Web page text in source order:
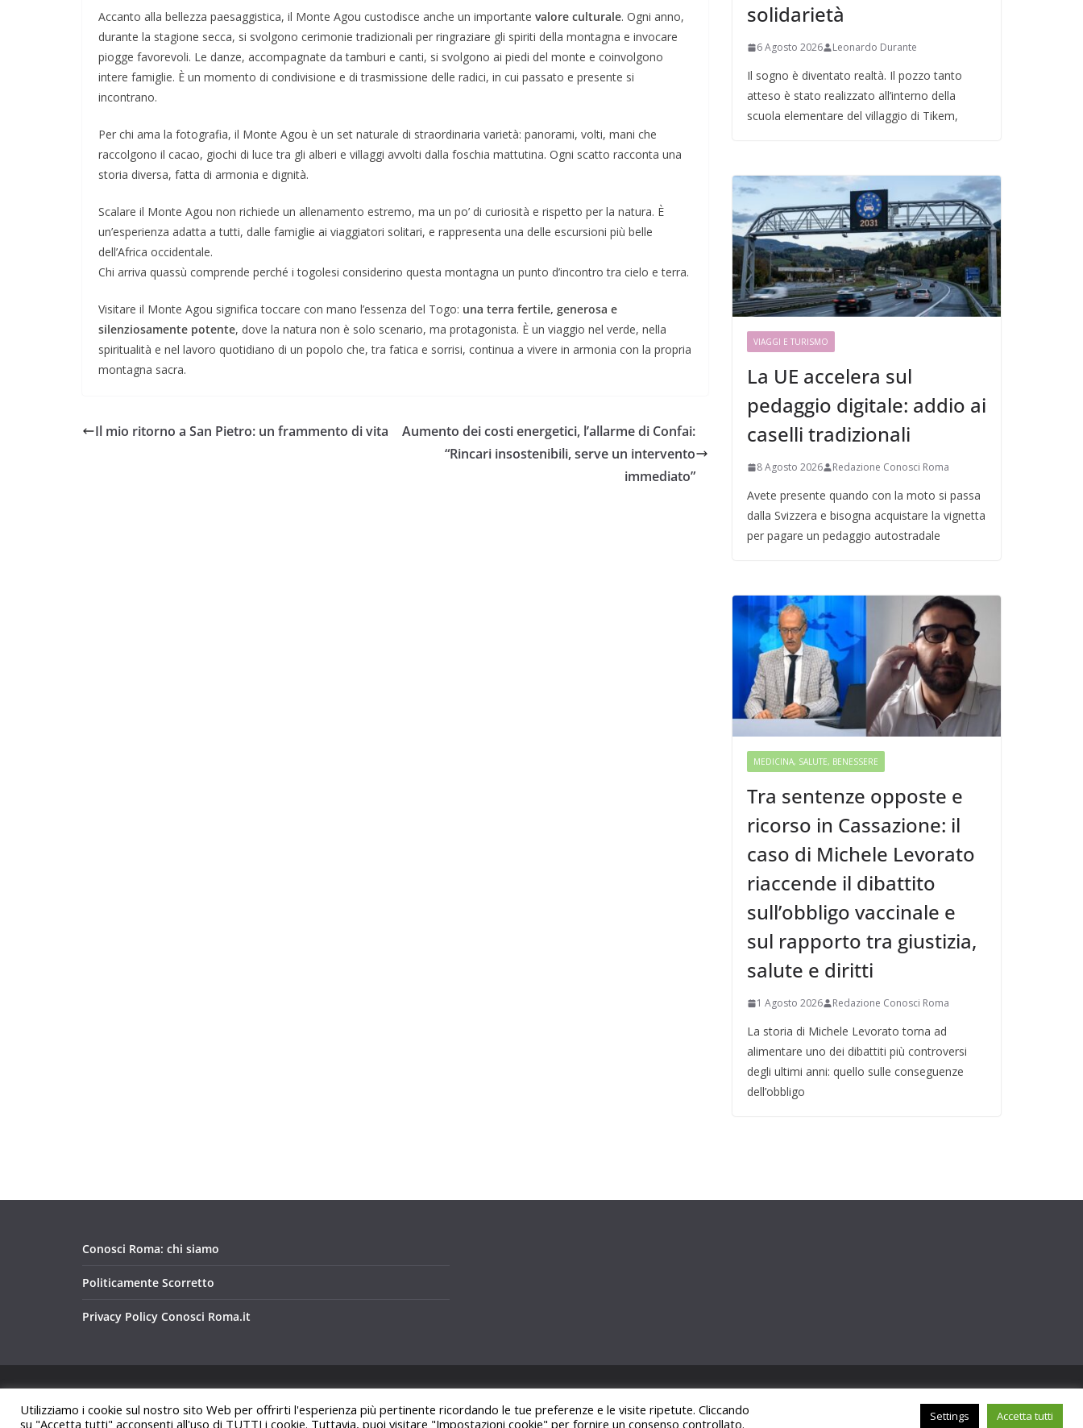
Accanto alla bellezza paesaggistica, il Monte Agou custodisce anche un importante valore culturale. Ogni anno,
durante la stagione secca, si svolgono cerimonie tradizionali per ringraziare gli spiriti della montagna e invocare
piogge favorevoli. Le danze, accompagnate da tamburi e canti, si svolgono ai piedi del monte e coinvolgono
intere famiglie. È un momento di condivisione e di trasmissione delle radici, in cui passato e presente si
incontrano.
Per chi ama la fotografia, il Monte Agou è un set naturale di straordinaria varietà: panorami, volti, mani che
raccolgono il cacao, giochi di luce tra gli alberi e villaggi avvolti dalla foschia mattutina. Ogni scatto racconta una
storia diversa, fatta di armonia e dignità.
Scalare il Monte Agou non richiede un allenamento estremo, ma un po’ di curiosità e rispetto per la natura. È
un’esperienza adatta a tutti, dalle famiglie ai viaggiatori solitari, e rappresenta una delle escursioni più belle
dell’Africa occidentale.
Chi arriva quassù comprende perché i togolesi considerino questa montagna un punto d’incontro tra cielo e terra.
Visitare il Monte Agou significa toccare con mano l’essenza del Togo: una terra fertile, generosa e
silenziosamente potente, dove la natura non è solo scenario, ma protagonista. È un viaggio nel verde, nella
spiritualità e nel lavoro quotidiano di un popolo che, tra fatica e sorrisi, continua a vivere in armonia con la propria
montagna sacra.
Il mio ritorno a San Pietro: un frammento di vita
Aumento dei costi energetici, l’allarme di Confai:
“Rincari insostenibili, serve un intervento
immediato”
solidarietà
6 Agosto 2026 Leonardo Durante
Il sogno è diventato realtà. Il pozzo tanto
atteso è stato realizzato all’interno della
scuola elementare del villaggio di Tikem,
VIAGGI E TURISMO
La UE accelera sul
pedaggio digitale: addio ai
caselli tradizionali
8 Agosto 2026 Redazione Conosci Roma
Avete presente quando con la moto si passa
dalla Svizzera e bisogna acquistare la vignetta
per pagare un pedaggio autostradale
MEDICINA, SALUTE, BENESSERE
Tra sentenze opposte e
ricorso in Cassazione: il
caso di Michele Levorato
riaccende il dibattito
sull’obbligo vaccinale e
sul rapporto tra giustizia,
salute e diritti
1 Agosto 2026 Redazione Conosci Roma
La storia di Michele Levorato torna ad
alimentare uno dei dibattiti più controversi
degli ultimi anni: quello sulle conseguenze
dell’obbligo
Conosci Roma: chi siamo
Politicamente Scorretto
Privacy Policy Conosci Roma.it
Tema:ColorMagdi ThemeGrill. Powered byWordPress.
Utilizziamo i cookie sul nostro sito Web per offrirti l'esperienza più pertinente ricordando le tue preferenze e le visite ripetute. Cliccando
su "Accetta tutti" acconsenti all'uso di TUTTI i cookie. Tuttavia, puoi visitare "Impostazioni cookie" per fornire un consenso controllato.
Settings Accetta tutti